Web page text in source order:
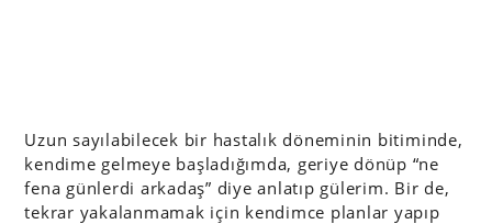
Uzun sayılabilecek bir hastalık döneminin bitiminde,
kendime gelmeye başladığımda, geriye dönüp “ne
fena günlerdi arkadaş” diye anlatıp gülerim. Bir de,
tekrar yakalanmamak için kendimce planlar yapıp